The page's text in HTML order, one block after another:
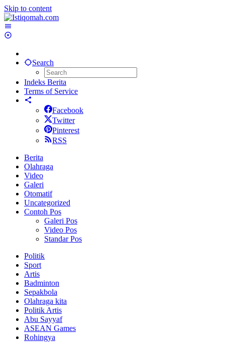
Skip to content
Search
Indeks Berita
Terms of Service
Facebook
Twitter
Pinterest
RSS
Berita
Olahraga
Video
Galeri
Otomatif
Uncategorized
Contoh Pos
Galeri Pos
Video Pos
Standar Pos
Politik
Sport
Artis
Badminton
Sepakbola
Olahraga kita
Politik Artis
Abu Sayyaf
ASEAN Games
Rohingya